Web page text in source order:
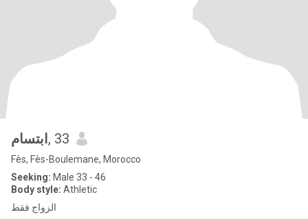
ابتسام , 33
Fès, Fès-Boulemane, Morocco
Seeking: Male 33 - 46
Body style: Athletic
الزواج فقط